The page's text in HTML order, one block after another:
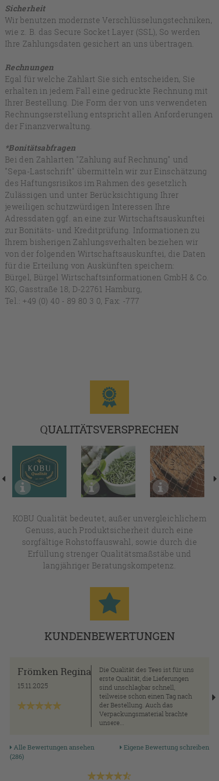
Sicherheit
Wir benutzen modernste Verschlüsselungstechniken,
wie z. B. das Secure Socket Layer (SSL), So werden
Ihre Zahlungsdaten gesichert an uns übertragen.
Rechnungen
Egal für welche Zahlart Sie sich entscheiden, Sie
erhalten in jedem Fall eine gedruckte Rechnung mit
Ihrer Bestellung. Die Form der von uns verwendeten
Rechnungserstellung entspricht allen Anforderungen
der Finanzverwaltung.
*Bonitätsabfragen
Bei den Zahlarten "Zahlung auf Rechnung" und
"Sepa-Lastschrift" übermitteln wir zur Einschätzung
des Haftungsrisikos im Rahmen des gesetzlich
Zulässigen und unter Berücksichtigung Ihrer
jeweiligen schutzwürdigen Interessen Ihre
Adressdaten ggf. an eine zur Wirtschaftsauskunftei
zur Bonitäts- und Kreditprüfung. Informationen zu
Ihrem bisherigen Zahlungsverhalten beziehen wir
von der folgenden Wirtschaftsauskunftei, die Daten
für die Erteilung von Auskünften speichern:
Bürgel, Bürgel Wirtschaftsinformationen GmbH & Co.
KG, Gasstraße 18, D-22761 Hamburg,
Tel.: +49 (0) 40 - 89 80 3 0, Fax: -777
QUALITÄTSVERSPRECHEN
KOBU Qualität bedeutet, außer unvergleichlichem
Genuss, auch Produktsicherheit durch eine
sorgfältige Rohstoffauswahl, sowie durch die
Erfüllung strenger Qualitätsmaßstäbe und
langjähriger Beratungskompetenz.
KUNDENBEWERTUNGEN
Frömken Regina
15.11.2025
Die Qualität des Tees ist für uns
erste Qualität, die Lieferungen
sind unschlagbar schnell,
teilweise schon einen Tag nach
der Bestellung. Auch das
Verpackungsmaterial brachte
unsere...
Alle Bewertungen ansehen
(286)
Eigene Bewertung schreiben